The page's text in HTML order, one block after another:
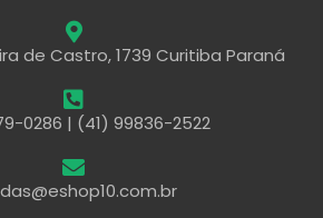
de Castro, 1739 Curitiba Paraná
0286 | (41) 99836-2522